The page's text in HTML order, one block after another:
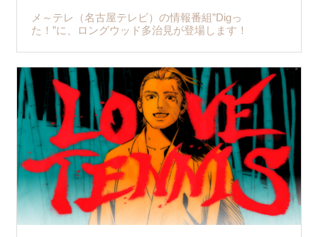
メ～テレ（名古屋テレビ）の情報番組”Digっ
た！”に、ロングウッド多治見が登場します！